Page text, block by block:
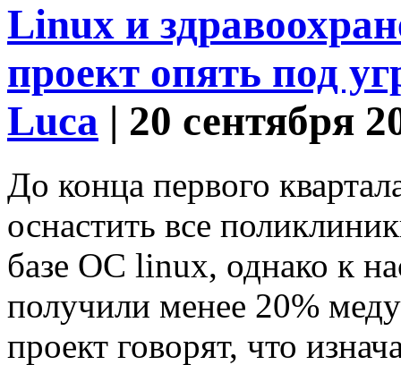
Linux и
проект опять под
Luca | 20 сентября
До конца первого
оснастить все
базе ОС linux, однако к
получили менее 20%
проект говорят, что